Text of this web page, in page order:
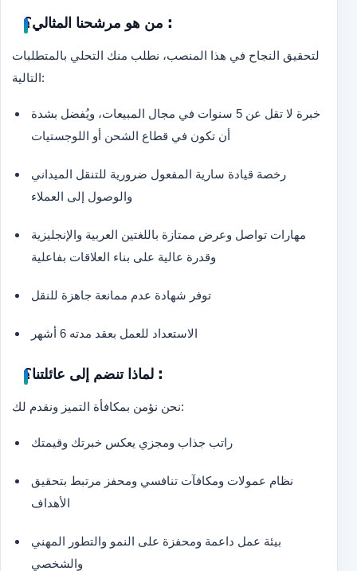
من هو مرشحنا المثالي؟ :
لتحقيق النجاح في هذا المنصب، نطلب منك التحلي بالمتطلبات
التالية:
خبرة لا تقل عن 5 سنوات في مجال المبيعات، ويُفضل بشدة
أن تكون في قطاع الشحن أو اللوجستيات
رخصة قيادة سارية المفعول ضرورية للتنقل الميداني
والوصول إلى العملاء
مهارات تواصل وعرض ممتازة باللغتين العربية والإنجليزية
وقدرة عالية على بناء العلاقات بفاعلية
توفر شهادة عدم ممانعة جاهزة للنقل
الاستعداد للعمل بعقد مدته 6 أشهر
لماذا تنضم إلى عائلتنا؟ :
نحن نؤمن بمكافأة التميز ونقدم لك:
راتب جذاب ومجزي يعكس خبرتك وقيمتك
نظام عمولات ومكافآت تنافسي ومحفز مرتبط بتحقيق
الأهداف
بيئة عمل داعمة ومحفزة على النمو والتطور المهني
والشخصي